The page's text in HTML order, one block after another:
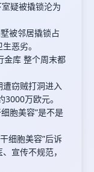
疑被撬锁沦为
被邻居撬锁占
恶劣。
金库 整个周末都
窃贼打洞进入
万欧元。
胞美容”是不是
细胞美容”后诉
宣传不规范，